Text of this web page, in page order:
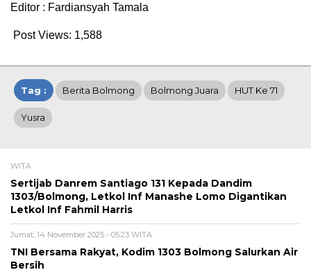
Editor : Fardiansyah Tamala
Post Views: 1,588
Tag : Berita Bolmong Bolmong Juara HUT Ke 71
Yusra
WITA
Sertijab Danrem Santiago 131 Kepada Dandim
1303/Bolmong, Letkol Inf Manashe Lomo Digantikan
Letkol Inf Fahmil Harris
Jumat, 14 November 2025 - 05:23 WITA
TNI Bersama Rakyat, Kodim 1303 Bolmong Salurkan Air
Bersih